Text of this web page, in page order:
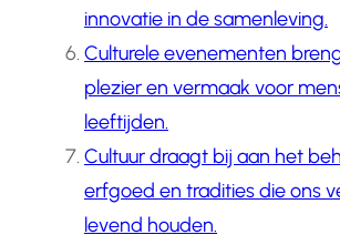
innovatie in de samenleving.
Culturele evenementen
plezier en vermaak voor
leeftijden.
Cultuur draagt bij aan het
erfgoed en tradities die ons
levend houden.